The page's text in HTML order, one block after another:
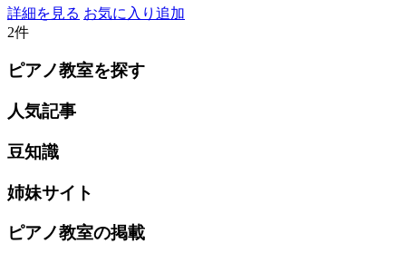
詳細を見る お気に入り追加
2件
ピアノ教室を探す
人気記事
豆知識
姉妹サイト
ピアノ教室の掲載